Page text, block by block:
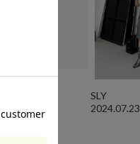
2024.07.23
SLY